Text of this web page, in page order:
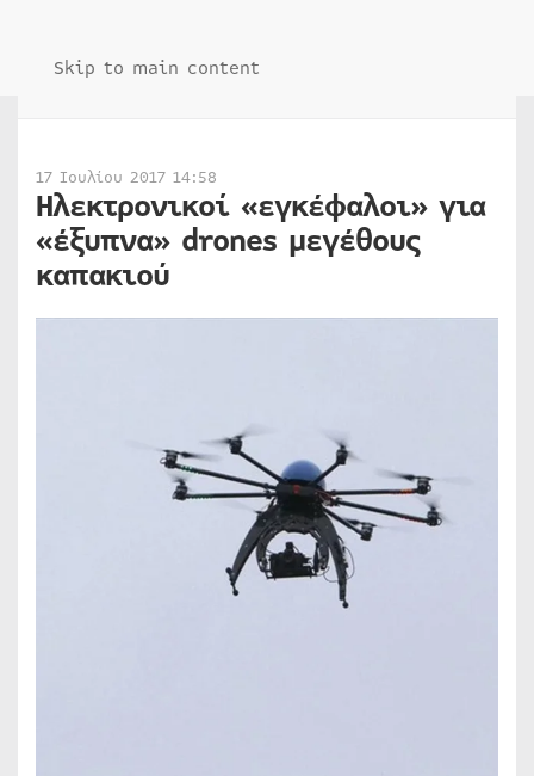
Skip to main content
17 Ιουλίου 2017 14:58
Ηλεκτρονικοί «εγκέφαλοι» για
«έξυπνα» drones μεγέθους
καπακιού